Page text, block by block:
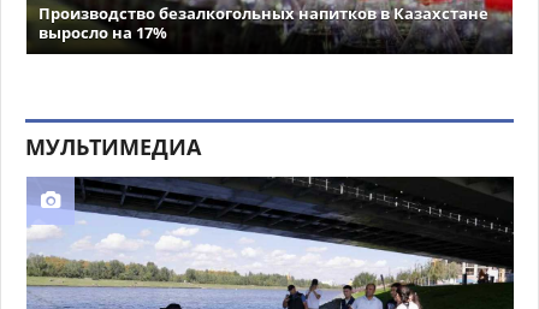
Производство безалкогольных напитков в Казахстане
выросло на 17%
МУЛЬТИМЕДИА